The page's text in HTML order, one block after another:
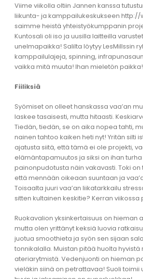
Viime viikolla oltiin Jannen kanssa
liikunta- ja kamppailukeskukseen http://
saimme heistä yhteistyökumppanin
Kuntosali oli iso ja uusilla laitteilla
unelmapaikka! Salilta löytyy LesMillssin
kamppailulajeja, spinning,
vaikka mitä muuta! Ihan mieletön paikka!
Fiiliksiä
Syömiset on olleet hanskassa vaa’an
laskee tasaisesti, mutta hitaasti.
Tiedän, tiedän, se on aika nopea tahti,
nainen tahtoo kaiken heti nyt! Yritän silti
ajatusta siitä, että tämä ei ole projekti,
elämäntapamuutos ja siksi on ihan
painonpudotusta näin vakavasti. Toki
että mennään oikeaan suuntaan ja
Toisaalta juuri vaa’an liikatarkkailu
sitten kultainen keskitie? Kerran
Ruokavalion yksinkertaisuus on hieman
mutta olen yrittänyt keksiä luovia
juotua smoothieta ja syön sen sijaan
tonnikalalla. Muistan pitää huolta hyvistä
ateriarytmistä. Vedenjuonti on hieman
vieläkin siinä on petrattavaa! Suoli toimii